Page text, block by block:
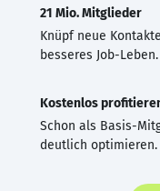
21 Mio. Mitglieder
Knüpf neue
besseres Job-Leben.
Kostenlos
Schon als Basis-
deutlich optimieren.